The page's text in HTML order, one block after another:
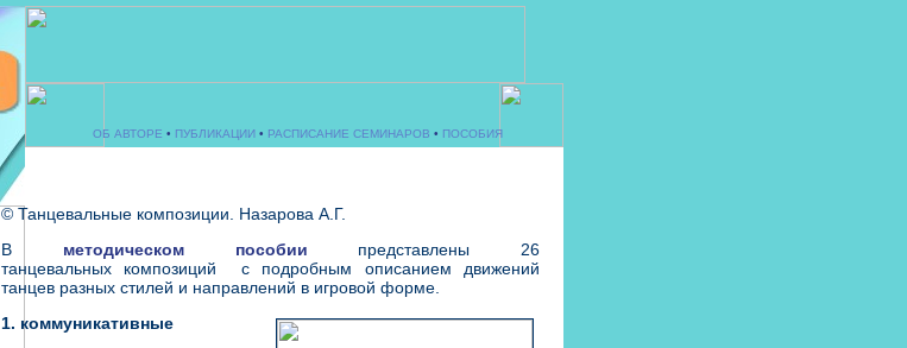
ОБ АВТОРЕ • ПУБЛИКАЦИИ • РАСПИСАНИЕ СЕМИНАРОВ • ПОСОБИЯ
© Танцевальные композиции. Назарова А.Г.
В методическом пособии представлены 26
танцевальных
композиций с подробным описанием движений
танцев разных стилей и направлений в игровой форме.
1. коммуникативные